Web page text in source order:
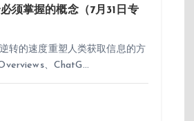
须掌握的概念（7月31日专
转的速度重塑人类获取信息的方
、ChatG…